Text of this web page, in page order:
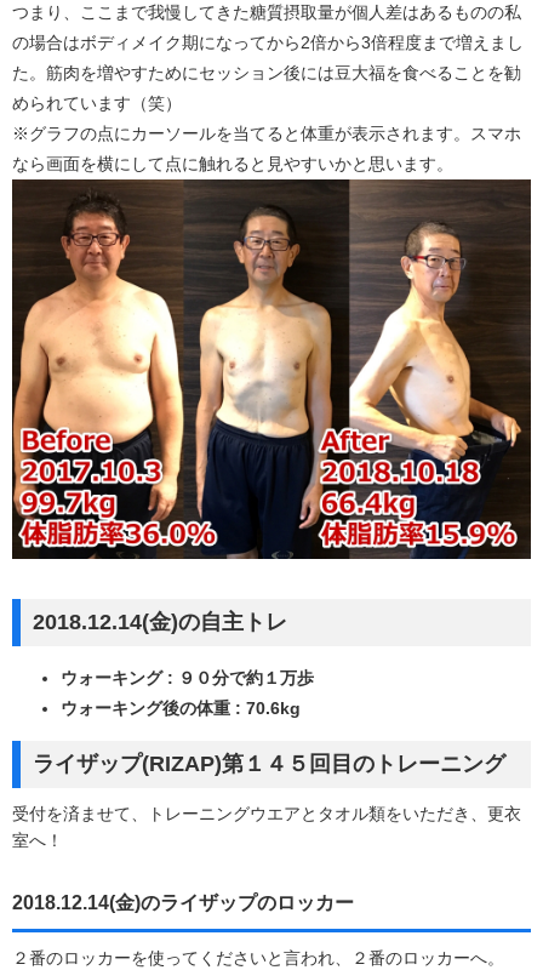
つまり、ここまで我慢してきた糖質摂取量が個人差はあるものの私
の場合はボディメイク期になってから2倍から3倍程度まで増えまし
た。筋肉を増やすためにセッション後には豆大福を食べることを勧
められています（笑）
※グラフの点にカーソールを当てると体重が表示されます。スマホ
なら画面を横にして点に触れると見やすいかと思います。
2018.12.14(金)の自主トレ
ウォーキング : ９０分で約１万歩
ウォーキング後の体重 : 70.6kg
ライザップ(RIZAP)第１４５回目のトレーニング
受付を済ませて、トレーニングウエアとタオル類をいただき、更衣
室へ！
2018.12.14(金)のライザップのロッカー
２番のロッカーを使ってくださいと言われ、２番のロッカーへ。